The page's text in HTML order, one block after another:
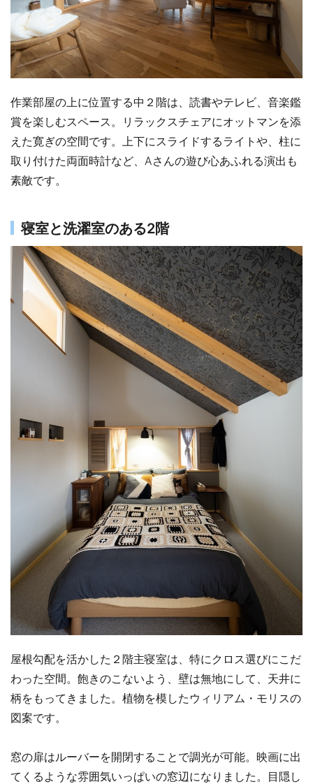
作業部屋の上に位置する中２階は、読書やテレビ、音楽鑑
賞を楽しむスペース。リラックスチェアにオットマンを添
えた寛ぎの空間です。上下にスライドするライトや、柱に
取り付けた両面時計など、Aさんの遊び心あふれる演出も
素敵です。
寝室と洗濯室のある2階
屋根勾配を活かした２階主寝室は、特にクロス選びにこだ
わった空間。飽きのこないよう、壁は無地にして、天井に
柄をもってきました。植物を模したウィリアム・モリスの
図案です。
窓の扉はルーバーを開閉することで調光が可能。映画に出
てくるような雰囲気いっぱいの窓辺になりました。目隠し